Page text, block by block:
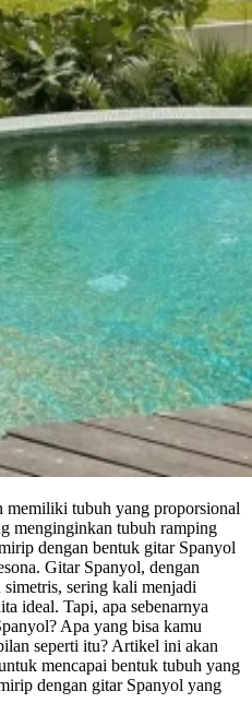
memiliki tubuh yang proporsional
menginginkan tubuh ramping
dengan bentuk gitar Spanyol
Gitar Spanyol, dengan
sering kali menjadi
ideal. Tapi, apa sebenarnya
Apa yang bisa kamu
seperti itu? Artikel ini akan
mencapai bentuk tubuh yang
dengan gitar Spanyol yang